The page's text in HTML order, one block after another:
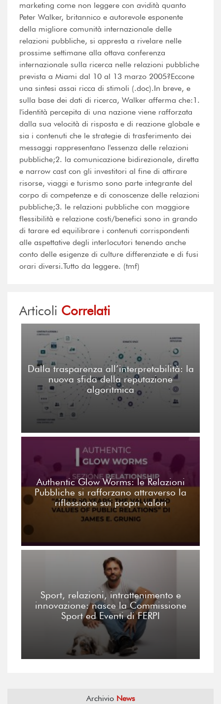
marketing come non leggere con avidità quanto
Peter Walker, britannico e autorevole esponente
della migliore comunità internazionale delle
relazioni pubbliche, si appresta a rivelare nelle
prossime settimane alla ottava conferenza
internazionale sulla ricerca nelle relazioni pubbliche
prevista a Miami dal 10 al 13 marzo 2005?Eccone
una sintesi assai ricca di stimoli (.doc).In breve, e
sulla base dei dati di ricerca, Walker afferma che:1.
l'identità percepita di una nazione viene rafforzata
dalla sua velocità di risposta e di reazione globale e
sia i contenuti che le strategie di trasferimento dei
messaggi rappresentano l'essenza delle relazioni
pubbliche;2. la comunicazione bidirezionale, diretta
e narrow cast con gli investitori al fine di attirare
risorse, viaggi e turismo sono parte integrante del
corpo di competenze e di conoscenze delle relazioni
pubbliche;3. le relazioni pubbliche con maggiore
flessibilità e relazione costi/benefici sono in grando
di tarare ed equilibrare i contenuti corrispondenti
alle aspettative degli interlocutori tenendo anche
conto delle esigenze di culture differenziate e di fusi
orari diversi.Tutto da leggere. (tmf)
Articoli Correlati
Dalla trasparenza all’interpretabilità: la
nuova sfida della reputazione
algoritmica
Authentic Glow Worms: le Relazioni
Pubbliche si rafforzano attraverso la
riflessione sui propri valori
Sport, relazioni, intrattenimento e
innovazione: nasce la Commissione
Sport ed Eventi di FERPI
Archivio News